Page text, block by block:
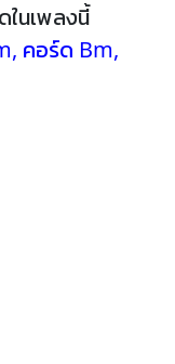
ในเพลงนี้
, คอร์ด Bm,